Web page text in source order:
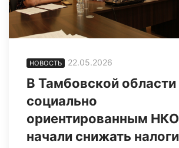
НОВОСТЬ 22.05.2026
В Тамбовской области
социально
ориентированным НКО
начали снижать налоги